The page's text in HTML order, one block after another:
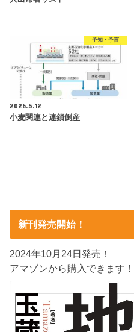
予知・予言
2026.5.12
小麦関連と連鎖倒産
新刊発売開始！
2024年10月24日発売！
アマゾンから購入できます！